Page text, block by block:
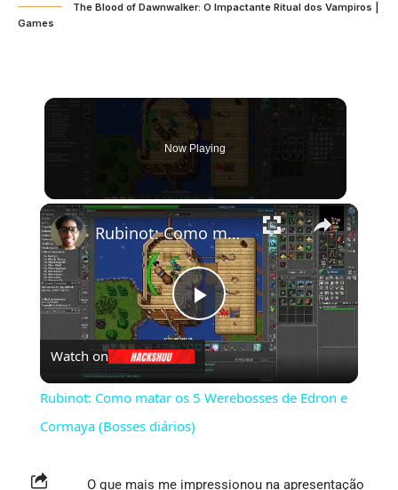
The Blood of Dawnwalker: O Impactante Ritual dos Vampiros |
Games
Now Playing
×
Play
Video
Rubinot: Como matar os 5 Werebosses de Edron e Cormaya (Bosses diários)
Watch on
Rubinot: Como matar os 5 Werebosses de Edron e
Cormaya (Bosses diários)
O que mais me impressionou na apresentação